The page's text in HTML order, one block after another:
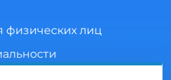
физических лиц